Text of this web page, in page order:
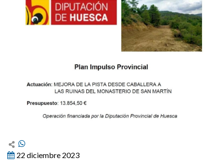
22 diciembre 2023